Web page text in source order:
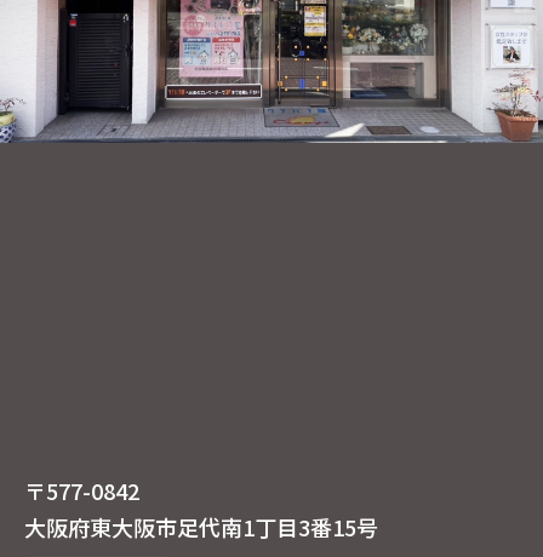
〒577-0842
大阪府東大阪市足代南1丁目3番15号